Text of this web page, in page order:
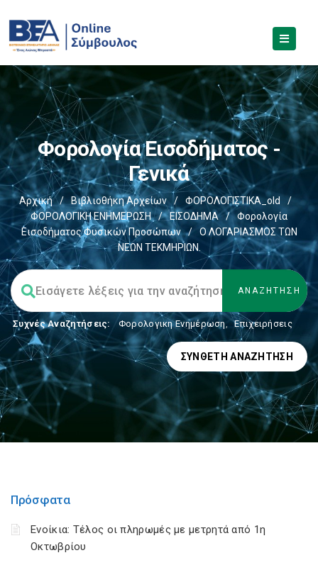
Φορολογία Εισοδήματος -
Γενικά
Αρχική / Βιβλιοθήκη Αρχείων / ΦΟΡΟΛΟΓΙΣΤΙΚΑ_old
/
ΦΟΡΟΛΟΓΙΚΗ ΕΝΗΜΕΡΩΣΗ
/ ΕΙΣΟΔΗΜΑ /
Φορολογία
Εισοδήματος Φυσικών Προσώπων
/
Ο ΛΟΓΑΡΙΑΣMΟΣ ΤΩΝ
ΝΕΩΝ ΤΕΚMΗΡΙΩΝ.
Συχνές Αναζητήσεις: Φορολογικη Ενημέρωση, Επιχειρήσεις
ΣΎΝΘΕΤΗ ΑΝΑΖΉΤΗΣΗ
Πρόσφατα
Ενοίκια: Τέλος οι πληρωμές με μετρητά από 1η
Οκτωβρίου